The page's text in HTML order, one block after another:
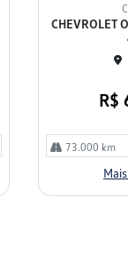
lhe
CHEVROLET
R$
73.000 km